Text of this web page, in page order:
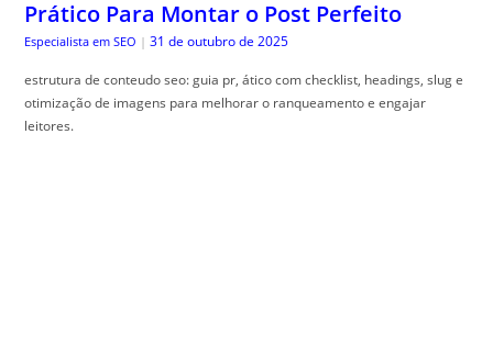
Prático Para Montar o Post Perfeito
Especialista em SEO | 31 de outubro de 2025
estrutura de conteudo seo: guia pr, ático com checklist, headings, slug e
otimização de imagens para melhorar o ranqueamento e engajar
leitores.